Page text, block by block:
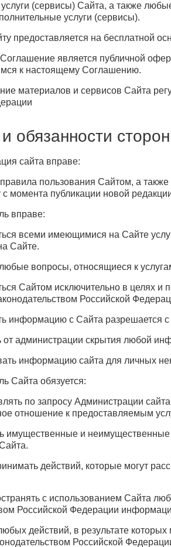
(сервисы) Сайта, а также
услуги (сервисы).
предоставляется на бесплатной
является публичной
к настоящему Соглашению.
материалов и сервисов Сайта
обязанности сторон
сайта вправе:
пользования Сайтом, а
с момента публикации новой
вправе:
всеми имеющимися на Сайте
Сайте.
вопросы, относящиеся к
Сайтом исключительно в целях
Российской
информацию с Сайта разрешается с
от администрации скрытия любой
информацию сайта для личных
Сайта обязуется:
по запросу Администрации
отношение к предоставляемым
имущественные и
действий, которые могут
с использованием Сайта
Российской Федерации
действий, в результате
Российской